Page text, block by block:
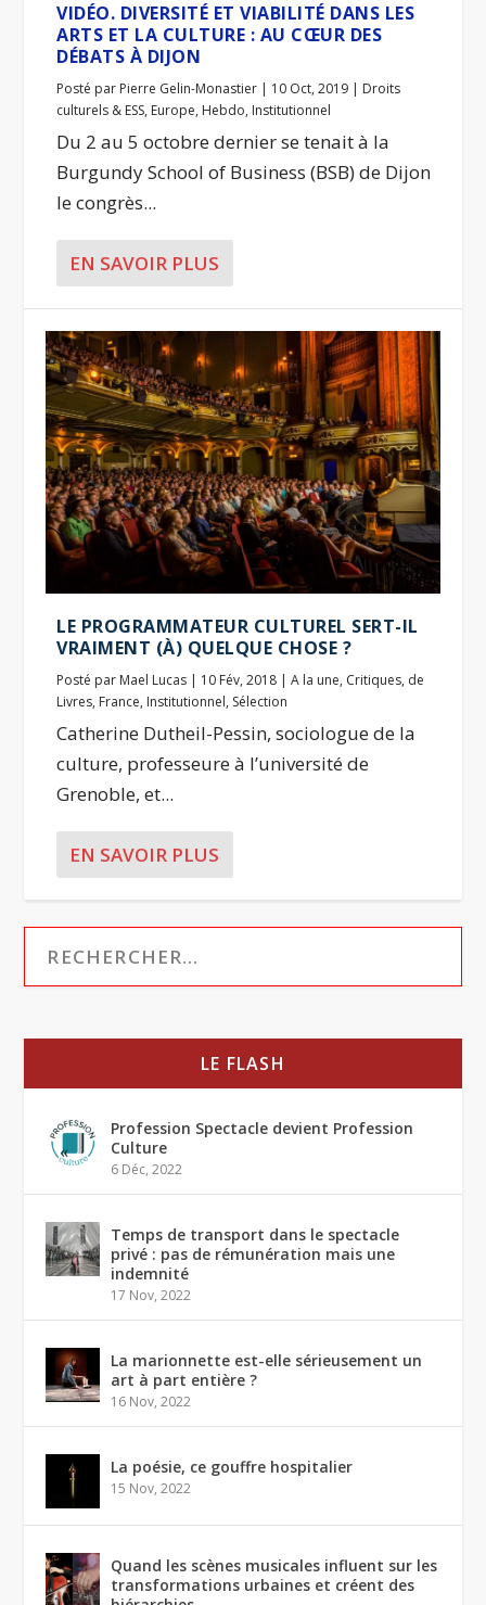
VIDÉO. DIVERSITÉ ET VIABILITÉ DANS LES
ARTS ET LA CULTURE : AU CŒUR DES
DÉBATS À DIJON
Posté par Pierre Gelin-Monastier | 10 Oct, 2019 | Droits
culturels & ESS, Europe, Hebdo, Institutionnel
Du 2 au 5 octobre dernier se tenait à la
Burgundy School of Business (BSB) de Dijon
le congrès...
EN SAVOIR PLUS
LE PROGRAMMATEUR CULTUREL SERT-IL
VRAIMENT (À) QUELQUE CHOSE ?
Posté par Mael Lucas | 10 Fév, 2018 |A la une, Critiques, de
Livres, France, Institutionnel, Sélection
Catherine Dutheil-Pessin, sociologue de la
culture, professeure à l’université de
Grenoble, et...
EN SAVOIR PLUS
LE FLASH
Profession Spectacle devient Profession
Culture
6 Déc, 2022
Temps de transport dans le spectacle
privé : pas de rémunération mais une
indemnité
17 Nov, 2022
La marionnette est-elle sérieusement un
art à part entière ?
16 Nov, 2022
La poésie, ce gouffre hospitalier
15 Nov, 2022
Quand les scènes musicales influent sur les
transformations urbaines et créent des